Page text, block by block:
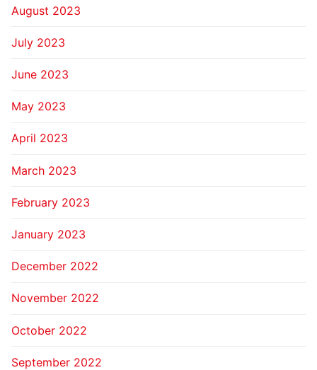
August 2023
July 2023
June 2023
May 2023
April 2023
March 2023
February 2023
January 2023
December 2022
November 2022
October 2022
September 2022